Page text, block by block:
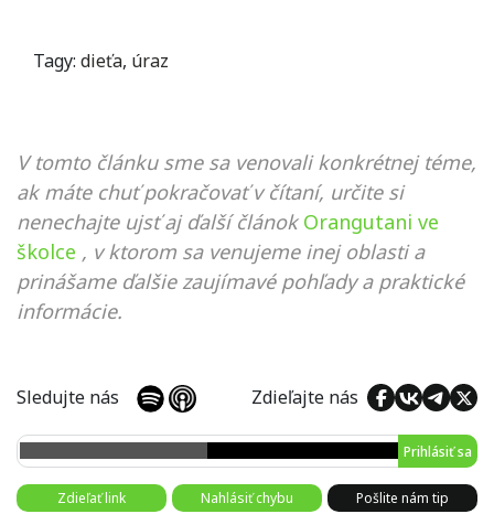
Tagy: dieťa, úraz
V tomto článku sme sa venovali konkrétnej téme,
ak máte chuť pokračovať v čítaní, určite si
nenechajte ujsť aj ďalší článok Orangutani ve
školce , v ktorom sa venujeme inej oblasti a
prinášame ďalšie zaujímavé pohľady a praktické
informácie.
Sledujte nás Zdieľajte nás
Prihlásiť sa
Zdieľať link Nahlásiť chybu Pošlite nám tip